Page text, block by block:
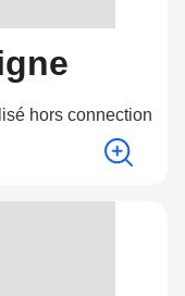
hors connection